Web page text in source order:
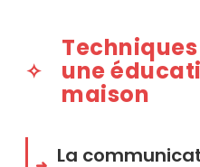
une
maison
La